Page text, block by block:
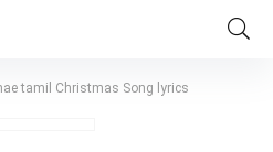
tamil Christmas Song lyrics